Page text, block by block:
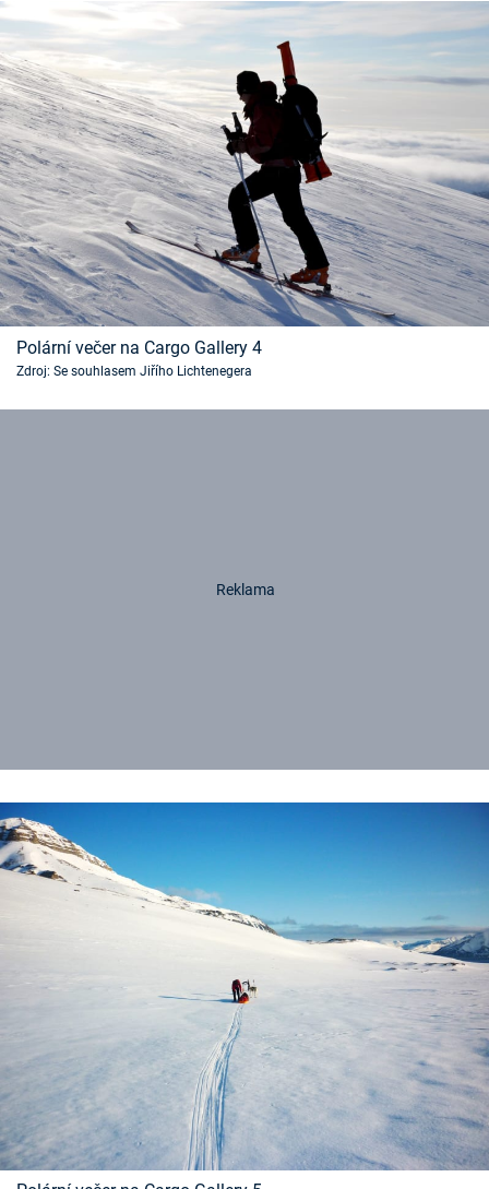
Polární večer na Cargo Gallery 4
Zdroj: Se souhlasem Jiřího Lichtenegera